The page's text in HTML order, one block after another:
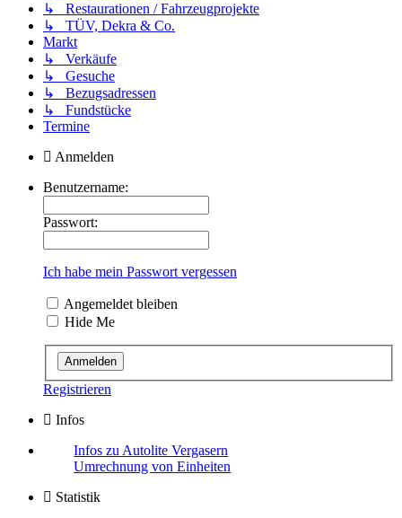
↳ Restaurationen / Fahrzeugprojekte
↳ TÜV, Dekra & Co.
Markt
↳ Verkäufe
↳ Gesuche
↳ Bezugsadressen
↳ Fundstücke
Termine
Anmelden
Benutzername:
Passwort:
Ich habe mein Passwort vergessen
Angemeldet bleiben
Hide Me
Registrieren
Infos
Infos zu Autolite Vergasern
Umrechnung von Einheiten
Statistik